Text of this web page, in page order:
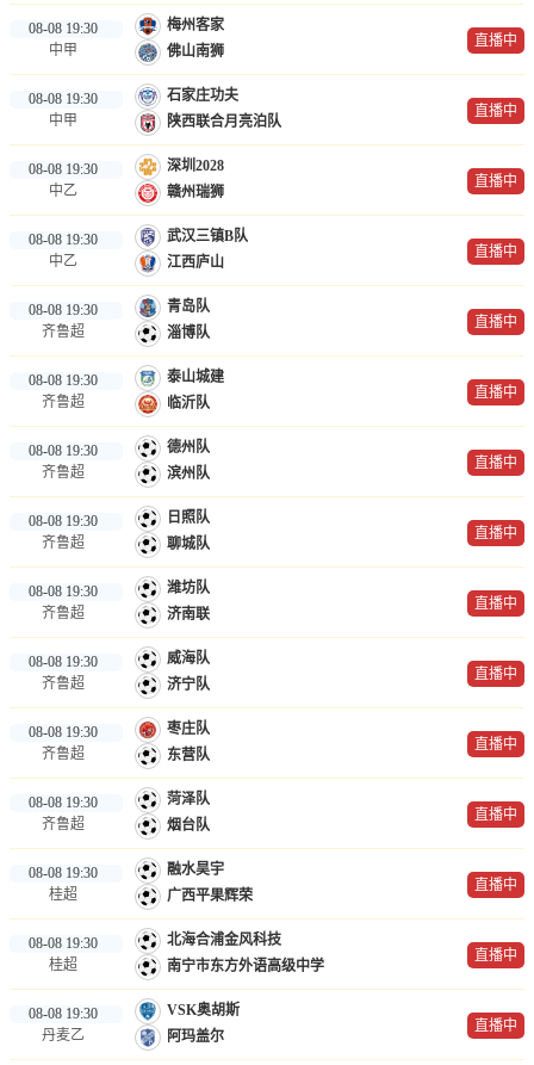
08-08 19:30
中甲
梅州客家
佛山南狮
直播中
08-08 19:30
中甲
石家庄功夫
陕西联合月亮泊队
直播中
08-08 19:30
中乙
深圳2028
赣州瑞狮
直播中
08-08 19:30
中乙
武汉三镇B队
江西庐山
直播中
08-08 19:30
齐鲁超
青岛队
淄博队
直播中
08-08 19:30
齐鲁超
泰山城建
临沂队
直播中
08-08 19:30
齐鲁超
德州队
滨州队
直播中
08-08 19:30
齐鲁超
日照队
聊城队
直播中
08-08 19:30
齐鲁超
潍坊队
济南联
直播中
08-08 19:30
齐鲁超
威海队
济宁队
直播中
08-08 19:30
齐鲁超
枣庄队
东营队
直播中
08-08 19:30
齐鲁超
菏泽队
烟台队
直播中
08-08 19:30
桂超
融水昊宇
广西平果辉荣
直播中
08-08 19:30
桂超
北海合浦金风科技
南宁市东方外语高级中学
直播中
08-08 19:30
丹麦乙
VSK奥胡斯
阿玛盖尔
直播中